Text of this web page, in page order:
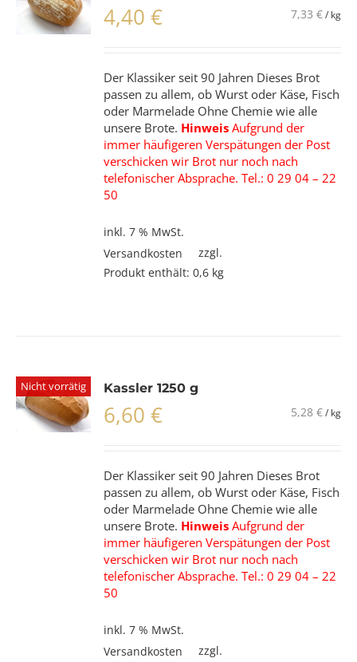
4,40€ 7,33 €/ kg
Der Klassiker seit 90 Jahren Dieses Brot
passen zu allem, ob Wurst oder Käse, Fisch
oder Marmelade Ohne Chemie wie alle
unsere Brote. Hinweis Aufgrund der
immer häufigeren Verspätungen der Post
verschicken wir Brot nur noch nach
telefonischer Absprache. Tel.: 0 29 04 – 22
50
inkl. 7 % MwSt.
zzgl.
Versandkosten
Produkt enthält: 0,6 kg
Nicht vorrätig Kassler 1250 g
6,60€ 5,28 €/ kg
Der Klassiker seit 90 Jahren Dieses Brot
passen zu allem, ob Wurst oder Käse, Fisch
oder Marmelade Ohne Chemie wie alle
unsere Brote. Hinweis Aufgrund der
immer häufigeren Verspätungen der Post
verschicken wir Brot nur noch nach
telefonischer Absprache. Tel.: 0 29 04 – 22
50
inkl. 7 % MwSt.
zzgl.
Versandkosten